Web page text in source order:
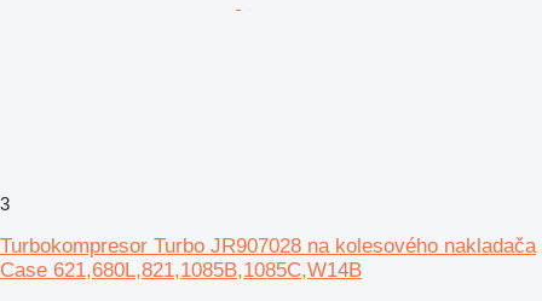
3
Turbokompresor Turbo JR907028 na kolesového nakladača
Case 621,680L,821,1085B,1085C,W14B